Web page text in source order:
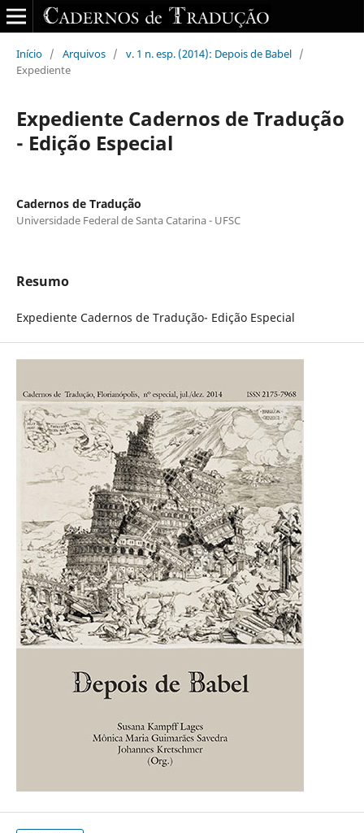
Início / Arquivos / v. 1 n. esp. (2014): Depois de Babel /
Expediente
Expediente Cadernos de Tradução
- Edição Especial
Cadernos de Tradução
Universidade Federal de Santa Catarina - UFSC
Resumo
Expediente Cadernos de Tradução- Edição Especial